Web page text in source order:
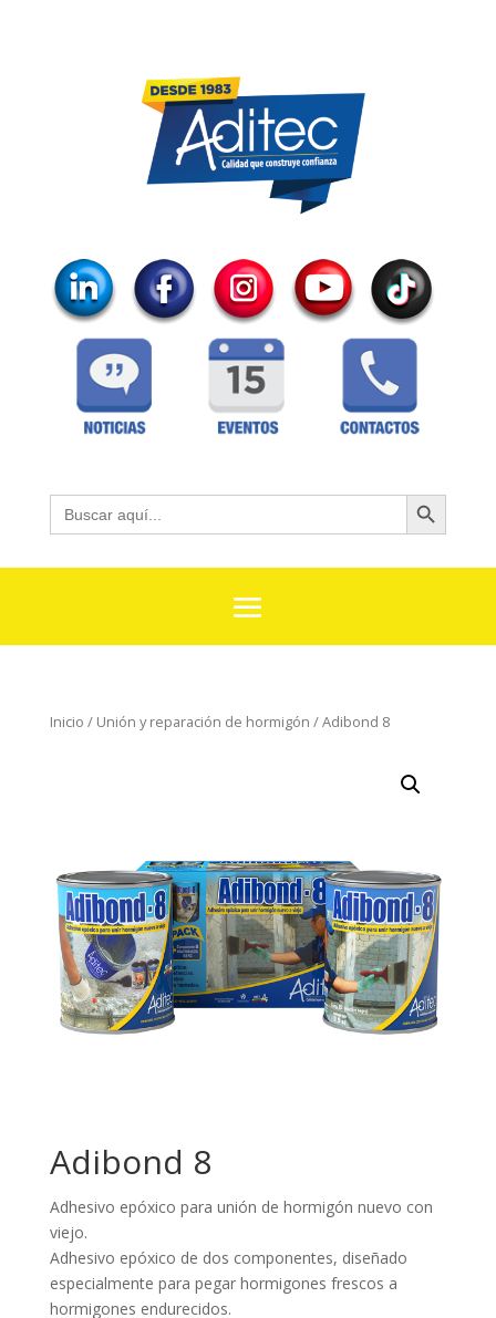
Buscar: Botón de búsqueda
Inicio / Unión y reparación de hormigón / Adibond 8
Adibond 8
Adhesivo epóxico para unión de hormigón nuevo con
viejo.
Adhesivo epóxico de dos componentes, diseñado
especialmente para pegar hormigones frescos a
hormigones endurecidos.